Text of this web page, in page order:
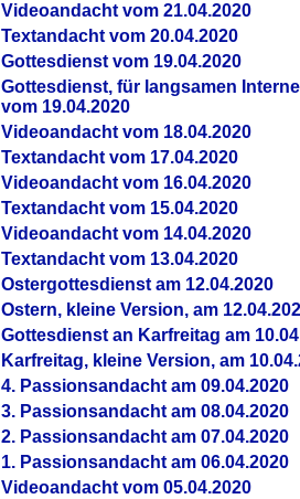
Videoandacht vom 21.04.2020
Textandacht vom 20.04.2020
Gottesdienst vom 19.04.2020
Gottesdienst, für langsamen
vom 19.04.2020
Videoandacht vom 18.04.2020
Textandacht vom 17.04.2020
Videoandacht vom 16.04.2020
Textandacht vom 15.04.2020
Videoandacht vom 14.04.2020
Textandacht vom 13.04.2020
Ostergottesdienst am 12.04.2020
Ostern, kleine Version, am
Gottesdienst an Karfreitag am
Karfreitag, kleine Version, am
4. Passionsandacht am 09.04.2020
3. Passionsandacht am 08.04.2020
2. Passionsandacht am 07.04.2020
1. Passionsandacht am 06.04.2020
Videoandacht vom 05.04.2020